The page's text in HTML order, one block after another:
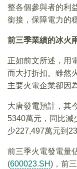
整各個參與者的利
銜接，保障電力的
前三季業績的冰火
正如前文所述，用
而大打折扣。雖然
主要火電企業卻因
大唐發電預計，其
5340萬元，同比減
少227,497萬元到
前三季火電發電量
(600023.SH)，前